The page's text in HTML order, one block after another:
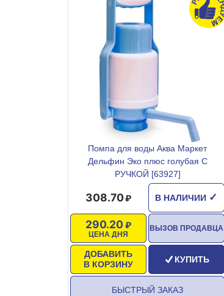
Помпа для воды Аква Маркет
Дельфин Эко плюс голубая С
РУЧКОЙ [63927]
В НАЛИЧИИ ✓
308.70
ЦЕНА ДНЯ
290.20
ДОБАВИТЬ
В КОРЗИНУ
ВЫЗОВ ПРОДАВЦА
КУПИТЬ
БЫСТРЫЙ ЗАКАЗ